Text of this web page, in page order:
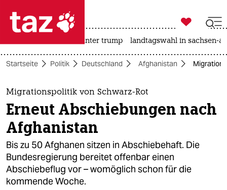
 taz zahl ich
taz zahl ich
themen
politik
öko
gesellschaft
kultur

taz zahl ich
usa unter trump landtagswahl in sachsen-
Startseite Politik Deutschland Afghanistan
Migrationspolitik von Schwarz-Rot
Erneut Abschiebungen nach
Afghanistan
Bis zu 50 Afghanen sitzen in Abschiebehaft. Die
Bundesregierung bereitet offenbar einen
Abschiebeflug vor – womöglich schon für die
kommende Woche.